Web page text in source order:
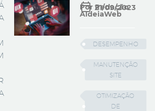
21/09/2023
Por Redação
AldeiaWeb
DESEMPENHO
MANUTENÇÃO
SITE
OTIMIZAÇÃO
DE